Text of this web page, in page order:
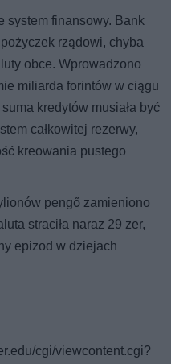
system finansowy. Bank
rządowi, chyba
obce. Wprowadzono
miliarda forintów w ciągu
kredytów musiała być
całkowitej rezerwy,
kreowania pustego
pengő zamieniono
straciła naraz 29 zer,
epizod w dziejach
cgi/viewcontent.cgi?